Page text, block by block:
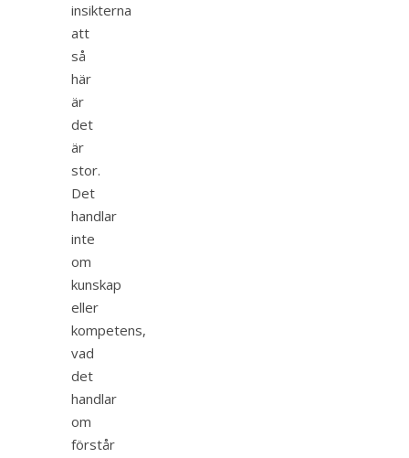
insikterna
att
så
här
är
det
är
stor.
Det
handlar
inte
om
kunskap
eller
kompetens,
vad
det
handlar
om
förstår